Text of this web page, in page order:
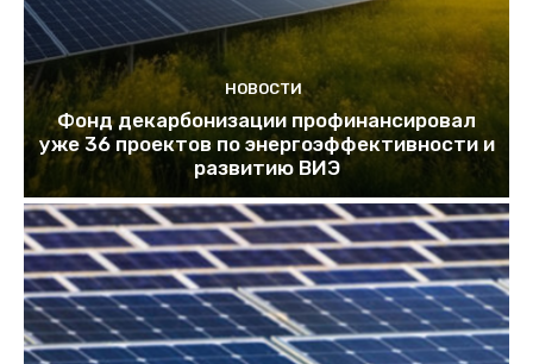
НОВОСТИ
Фонд декарбонизации профинансировал
уже 36 проектов по энергоэффективности и
развитию ВИЭ